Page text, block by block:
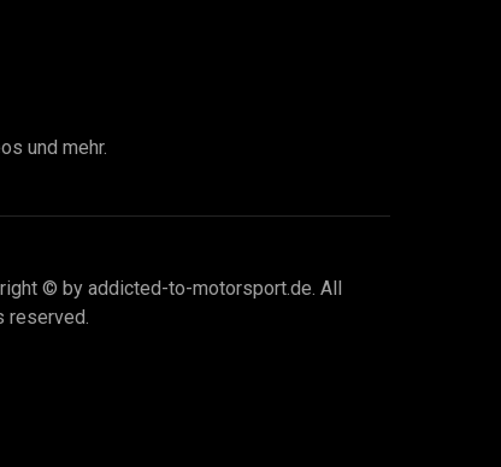
und mehr.
© by addicted-to-motorsport.de. All
reserved.